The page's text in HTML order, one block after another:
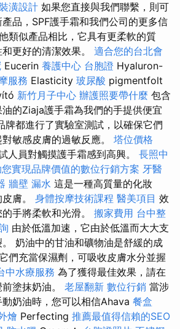
裝潢設計 如果您直接與我們聯繫，則可
品，SPF護手霜和我們公司的更多信
類似產品相比，它具有更柔軟的質
更好的清潔效果。 適合您的台北會
Eucerin 養護中心 台胞證 Hyaluron-
服務 Elasticity 玻尿酸 pigmentfolt
新竹月子中心 辦護照要帶什麼 包含
的Ziaja護手霜為我們的手提供便宜
牌都進行了實驗室測試，以確保它們
敏感皮膚的過敏反應。 塔位價格
人員對觸摸護手霜感到高興。 長照中
實現品牌價值的數位行銷方案 牙醫
牆壁 漏水 這是一種高質量的化妝
膚。 身體按摩技術課程 醫美項目 效
手將柔軟和光滑。 搬家費用 台中整
由於低溫加速，它由於低溫而大大支
奶油中的甘油和礦物油是舒緩的成
們充當保濕劑，可吸收皮膚水分並握
中水療服務 為了獲得最佳效果，請在
塗抹奶油。 老屋翻新 數位行銷 當涉
奶油時，您可以相信Ahava 餐盒
燴 Perfecting 推薦最值得信賴的SEO